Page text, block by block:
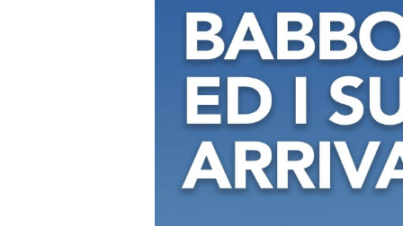
Premi invio per cercare oppure ESC per